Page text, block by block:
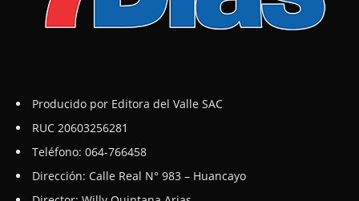
Producido por Editora del Valle SAC
RUC 20603256281
Teléfono: 064-766458
Dirección: Calle Real N° 983 – Huancayo